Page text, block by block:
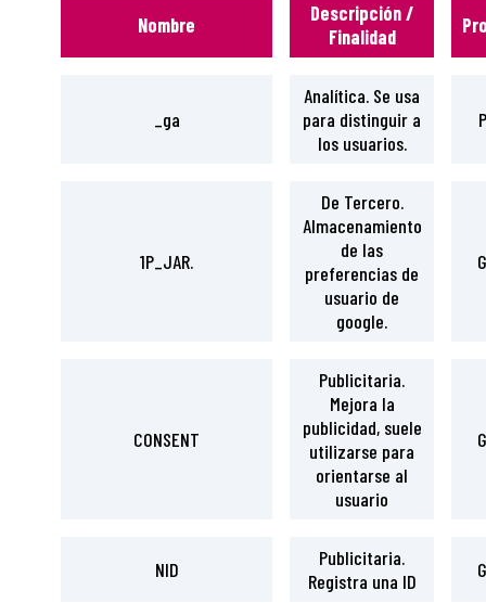
Nombre
Descripción /
Finalidad
_ga
Analítica. Se usa
para distinguir a
los usuarios.
1P_JAR.
De Tercero.
Almacenamiento
de las
preferencias de
usuario de
google.
CONSENT
Publicitaria.
Mejora la
publicidad, suele
utilizarse para
orientarse al
usuario
NID
Publicitaria.
Registra una ID